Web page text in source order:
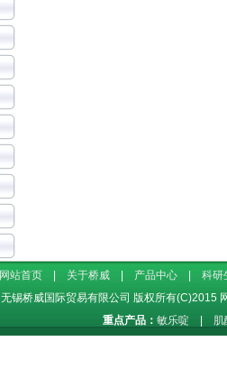
网站首页 关于桥威 产品中心
科研
无锡桥威国际贸易有限公司 版权所有(C)2015
重点产品： 敏乐啶 肌